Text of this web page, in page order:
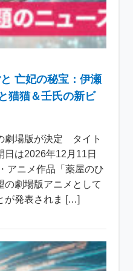
亡妃の秘宝：伊瀬
猫猫＆壬氏の新ビ
劇場版が決定 タイト
日は2026年12月11日
アニメ作品「薬屋のひ
の劇場版アニメとして
が発表されま […]